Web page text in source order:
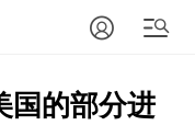
国的部分进